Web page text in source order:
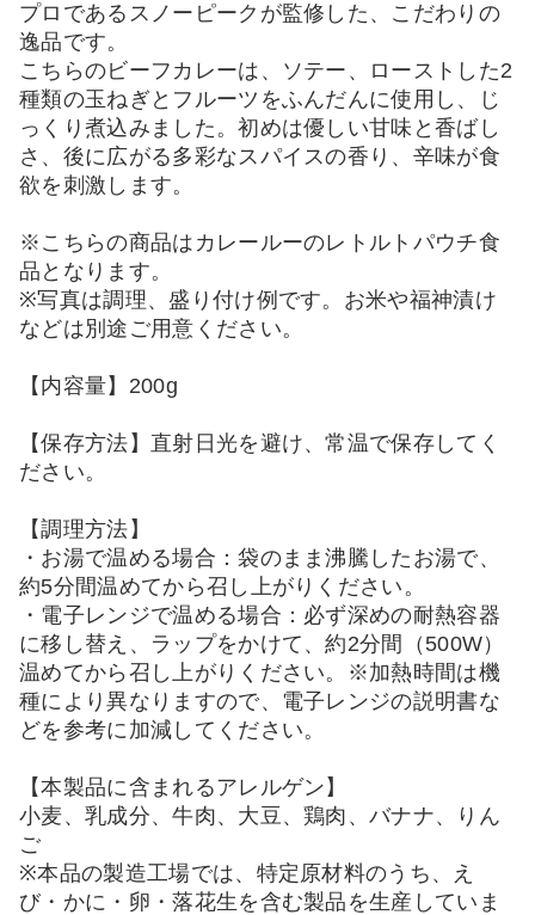
プロであるスノーピークが監修した、こだわりの
逸品です。
こちらのビーフカレーは、ソテー、ローストした2
種類の玉ねぎとフルーツをふんだんに使用し、じ
っくり煮込みました。初めは優しい甘味と香ばし
さ、後に広がる多彩なスパイスの香り、辛味が食
欲を刺激します。
※こちらの商品はカレールーのレトルトパウチ食
品となります。
※写真は調理、盛り付け例です。お米や福神漬け
などは別途ご用意ください。
【内容量】200g
【保存方法】直射日光を避け、常温で保存してく
ださい。
【調理方法】
・お湯で温める場合：袋のまま沸騰したお湯で、
約5分間温めてから召し上がりください。
・電子レンジで温める場合：必ず深めの耐熱容器
に移し替え、ラップをかけて、約2分間（500W）
温めてから召し上がりください。※加熱時間は機
種により異なりますので、電子レンジの説明書な
どを参考に加減してください。
【本製品に含まれるアレルゲン】
小麦、乳成分、牛肉、大豆、鶏肉、バナナ、りん
ご
※本品の製造工場では、特定原材料のうち、え
び・かに・卵・落花生を含む製品を生産していま